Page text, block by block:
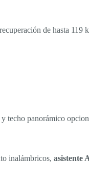
de hasta
techo panorámico
inalámbricos, asistente